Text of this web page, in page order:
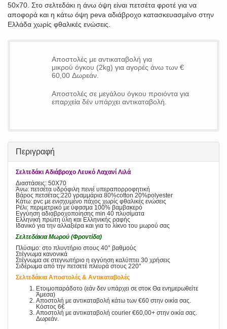
50x70. Στο σελτεδάκι η άνω όψη είναι πετσέτα φροτέ για να
αποφορά και η κάτω όψη peva αδιάβροχο κατασκευασμένο στην
Ελλάδα χωρίς φθαλικές ενώσεις.
Αποστολές με αντικαταβολή για
μικρού όγκου (2kg) για αγορές άνω των €
60,00 Δωρεάν.
Αποστολές σε μεγάλου όγκου προιόντα για
επαρχεία δέν υπάρχει αντικαταβολή.
Περιγραφή
Σελτεδάκι Αδιάβροχο Λευκό Λαχανί Λιλά
Διαστάσεις: 50X70
Άνω: πετσέτα υδρόφιλη πενιέ υπεραπορροφητική
Βάρος πετσέτας:220 γραμμάρια 80%cotton 20%polyester
Κάτω: pvc με ενισχυμένο πάχος χωρίς φθαλικές ενώσεις
Ρέλι: περιμετρικό με ύφασμα 100% βαμβακερό
Εγγύηση αδιαβροχοποίησης min 40 πλυσίματα
Ελληνική πρώτη ύλη και Ελληνικής ραφής
Ιδανικό για την αλλαξιέρα και για το λίκνο του μωρού σας
Σελτεδάκια Μωρού (Φροντίδα)
Πλύσιμο: στο πλυντήριο στους 40° βαθμούς
Στέγνωμα κανονικά
Στέγνωμα σε στεγνωτήριο η εγγύηση καλύπτει 30 χρήσεις
Σιδέρωμα από την πετσετέ πλευρά στους 220°
Σελτεδάκια Αποστολές & Αντικαταβολές
Ετοιμοπαράδοτο (εάν δεν υπάρχει σε στοκ Θα ενημερωθείτε
Άμεσα)
Αποστολή με αντικαταβολή κάτω των €60 στην οικία σας.
Κόστος 6€
Αποστολή με αντικαταβολή courier €60,00+ στην οικία σας.
Δωρεάν.